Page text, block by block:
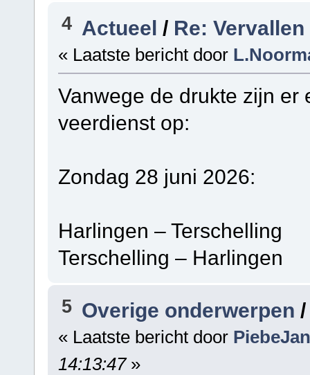
4 Actueel / Re:
« Laatste bericht door
Vanwege de drukte zijn er
veerdienst op:
Zondag 28 juni 2026:
Harlingen –
Terschelling –
5 Overige onderwerpen
« Laatste bericht door
14:13:47»